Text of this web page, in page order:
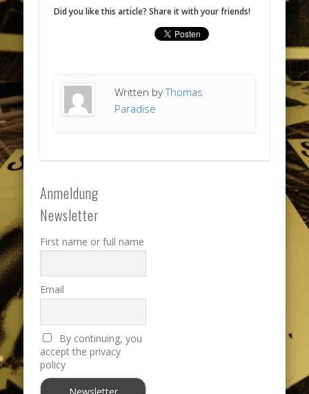
Did you like this article? Share it with your friends!
Written byThomas
Paradise
Anmeldung
Newsletter
First name or full name
Email
By continuing, you
accept the privacy
policy